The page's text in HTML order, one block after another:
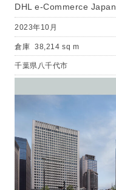
DHL e-Commerce Japan
2023年10月
倉庫 38,214 sq m
千葉県八千代市